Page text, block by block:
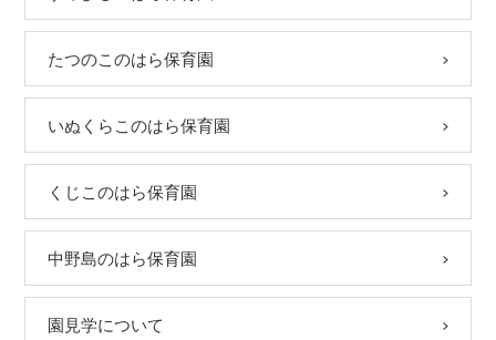
たつのこのはら保育園
いぬくらこのはら保育園
くじこのはら保育園
中野島のはら保育園
園見学について